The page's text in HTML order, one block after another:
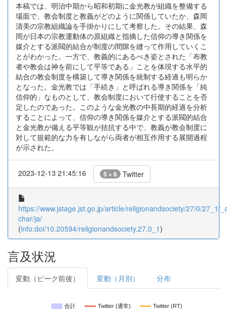
本稿では、明治中期から昭和初期に金光教が組織を整備する
場面で、教会制度と教義がどのように関係していたか、森岡
清美の宗教組織論を手掛かりにして考察した。その結果、森
岡が日本の宗教運動体の原組織と指摘した信仰の導き関係を
媒介とする派閥的結合が制度の間隙を縫って作用していくこ
とがわかった。一方で、教義的にあるべき姿とされた「布教
者や教会は神を前にして平等である」ことを体現する水平的
結合の教会制度を構築して導き関係を統制する経過も明らか
となった。金光教では「手続き」と呼ばれる導き関係を「純
信仰的」なものとして、教会制度において行使することを否
定したのであった。このような金光教の中長期的経過を分析
することによって、信仰の導き関係を媒介とする派閥的結合
と金光教が備える平等観が拮抗する中で、教義が教会制度に
対して規範的な力を有しながら両者が相互作用する展開過程
が示された。
2023-12-13 21:45:16 5 + 6 Twitter
https://www.jstage.jst.go.jp/article/religionandsociety/27/0/27_1/
char/ja/
(info:doi/10.20594/religionandsociety.27.0_1)
言及状況
変動（ピーク前後） 変動（月別） 分布
合計 Twitter (通常) Twitter (RT)